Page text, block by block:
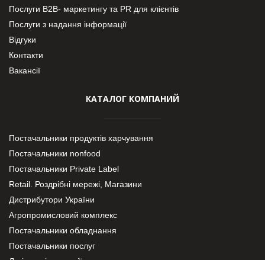
Послуги В2В- маркетингу та PR для клієнтів
Послуги з надання інформації
Відгуки
Контакти
Вакансії
КАТАЛОГ КОМПАНИЙ
Постачальники продуктів харчування
Постачальники nonfood
Постачальники Private Label
Retail. Роздрібні мережі, Магазини
Дистрибутори України
Агропромисловий комплекс
Постачальники обладнання
Постачальники послуг